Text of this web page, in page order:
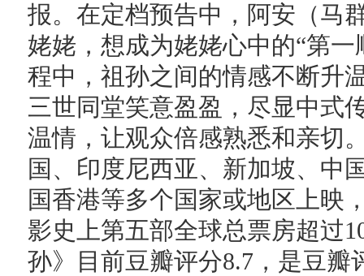
报。在定档预告中，阿安（马
姥姥，想成为姥姥心中的“第
程中，祖孙之间的情感不断升
三世同堂笑意盈盈，尽显中式
温情，让观众倍感熟悉和亲切
国、印度尼西亚、新加坡、中
国香港等多个国家或地区上映
影史上第五部全球总票房超过
孙》目前豆瓣评分8.7，是豆瓣